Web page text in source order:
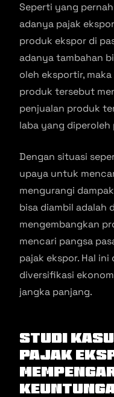
Seperti yang
adanya pajak
produk ekspor di
adanya tambahan
oleh eksportir,
produk tersebut
penjualan produk
laba yang
Dengan situasi
upaya untuk
mengurangi
bisa diambil adalah
mengembangkan
mencari pangsa
pajak ekspor. Hal
diversifikasi
jangka panjang.
Studi
Pajak